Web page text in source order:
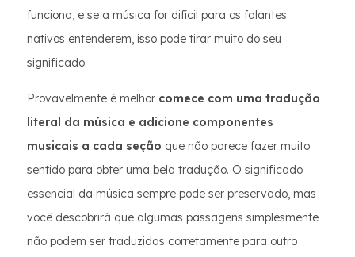
funciona, e se a música for difícil para os falantes
nativos entenderem, isso pode tirar muito do seu
significado.
Provavelmente é melhor comece com uma tradução
literal da música e adicione componentes
musicais a cada seção que não parece fazer muito
sentido para obter uma bela tradução. O significado
essencial da música sempre pode ser preservado, mas
você descobrirá que algumas passagens simplesmente
não podem ser traduzidas corretamente para outro